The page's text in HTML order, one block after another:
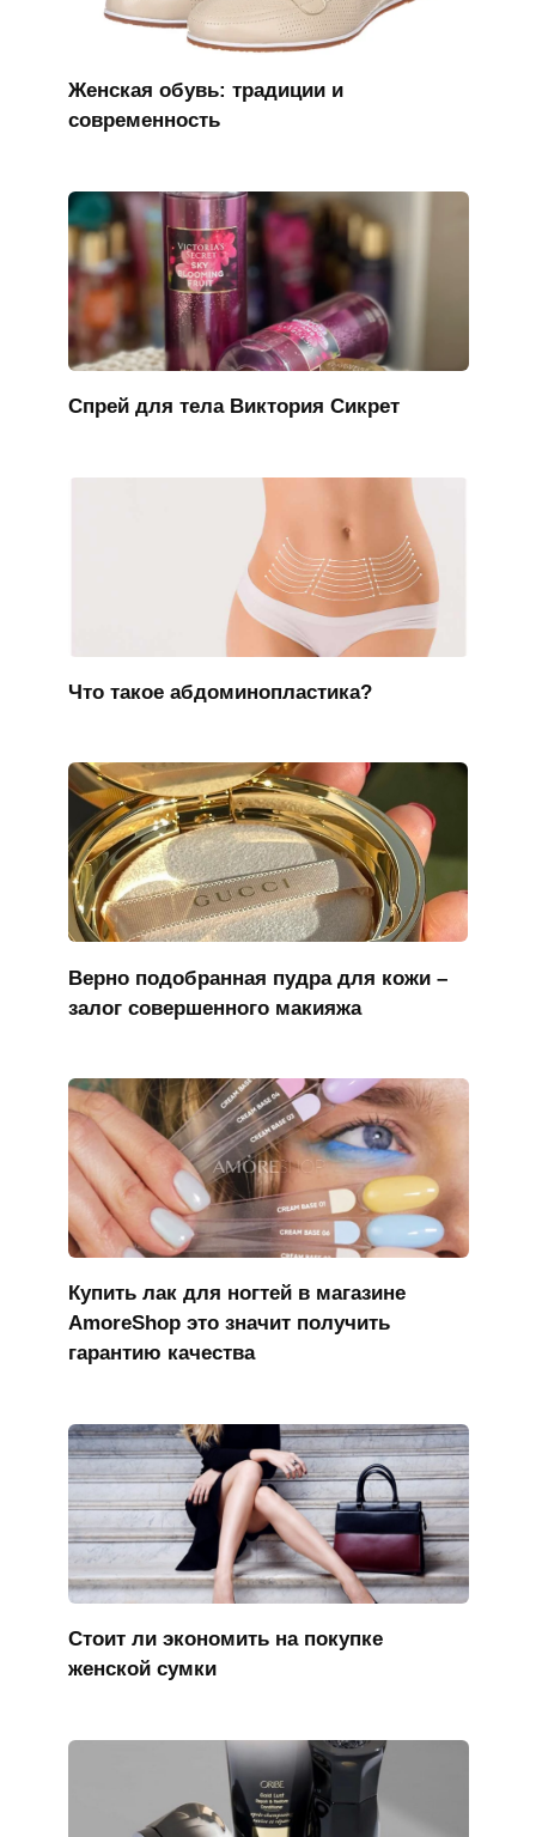
Женская обувь: традиции и
современность
Спрей для тела Виктория Сикрет
Что такое абдоминопластика?
Верно подобранная пудра для кожи –
залог совершенного макияжа
Купить лак для ногтей в магазине
AmoreShop это значит получить
гарантию качества
Стоит ли экономить на покупке
женской сумки